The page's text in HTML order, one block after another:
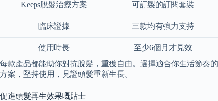
Keeps脫髮治療方案 可訂製的訂閱套裝
臨床證據 三款均有強力支持
使用時長
至少6個月才見效
每款產品都能助你對抗脫髮，重獲自由。選擇適合你生活節奏的
方案，堅持使用，見證頭髮重新生長。
促進頭髮再生效果嘅貼士